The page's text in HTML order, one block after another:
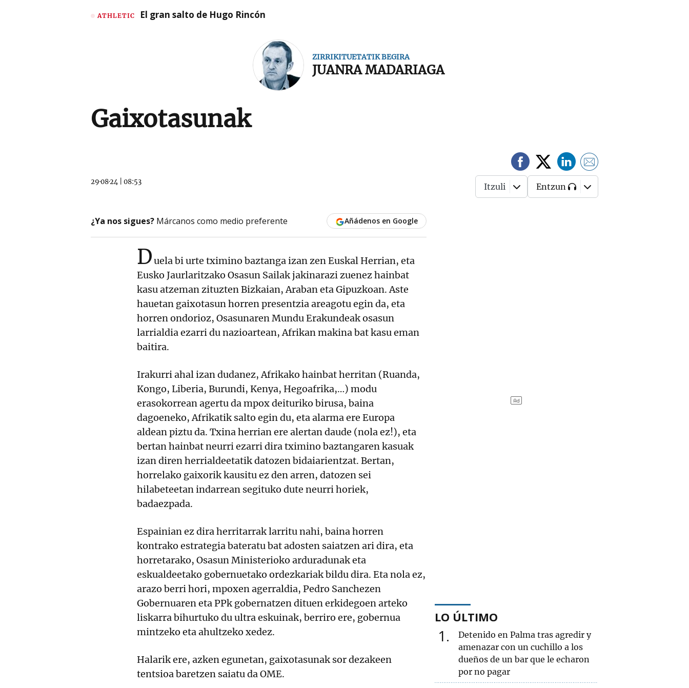
ATHLETIC El gran salto de Hugo Rincón
ZIRRIKITUETATIK BEGIRA
JUANRA MADARIAGA
Gaixotasunak
29·08·24 08:53 Itzuli Entzun
¿Ya nos sigues? Márcanos como medio preferente Añádenos en Google
Duela bi urte tximino baztanga izan zen Euskal Herrian, eta
Eusko Jaurlaritzako Osasun Sailak jakinarazi zuenez hainbat
kasu atzeman zituzten Bizkaian, Araban eta Gipuzkoan. Aste
hauetan gaixotasun horren presentzia areagotu egin da, eta
horren ondorioz, Osasunaren Mundu Erakundeak osasun
larrialdia ezarri du nazioartean, Afrikan makina bat kasu eman
baitira.
Irakurri ahal izan dudanez, Afrikako hainbat herritan (Ruanda,
Kongo, Liberia, Burundi, Kenya, Hegoafrika,…) modu
erasokorrean agertu da mpox deituriko birusa, baina
dagoeneko, Afrikatik salto egin du, eta alarma ere Europa
aldean piztu da. Txina herrian ere alertan daude (nola ez!), eta
bertan hainbat neurri ezarri dira tximino baztangaren kasuak
izan diren herrialdeetatik datozen bidaiarientzat. Bertan,
horrelako gaixorik kausitu ez den arren, datozen sei
hilabeteetan indarrean segituko dute neurri horiek,
badaezpada.
Espainian ez dira herritarrak larritu nahi, baina horren
kontrako estrategia bateratu bat adosten saiatzen ari dira, eta
horretarako, Osasun Ministerioko arduradunak eta
eskualdeetako gobernuetako ordezkariak bildu dira. Eta nola ez,
arazo berri hori, mpoxen agerraldia, Pedro Sanchezen
Gobernuaren eta PPk gobernatzen dituen erkidegoen arteko
liskarra bihurtuko du ultra eskuinak, berriro ere, gobernua
mintzeko eta ahultzeko xedez.
Halarik ere, azken egunetan, gaixotasunak sor dezakeen
tentsioa baretzen saiatu da OME.
LO ÚLTIMO
1
Detenido en Palma tras agredir y
amenazar con un cuchillo a los
dueños de un bar que le echaron
por no pagar